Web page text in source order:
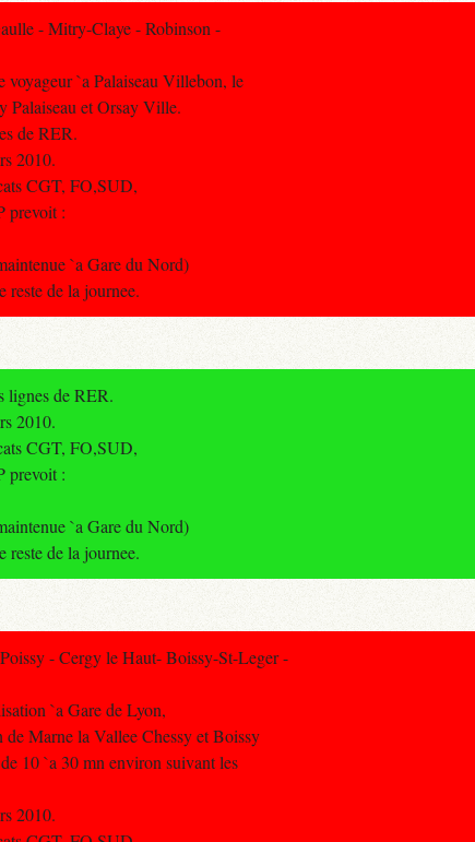
- Mitry-Claye - Robinson -
voyageur `a Palaiseau Villebon, le
Palaiseau et Orsay Ville.
de RER.
2010.
CGT, FO,SUD,
prevoit :
`a Gare du Nord)
reste de la journee.
lignes de RER.
2010.
CGT, FO,SUD,
prevoit :
`a Gare du Nord)
reste de la journee.
- Cergy le Haut- Boissy-St-Leger -
`a Gare de Lyon,
Marne la Vallee Chessy et Boissy
10 `a 30 mn environ suivant les
2010.